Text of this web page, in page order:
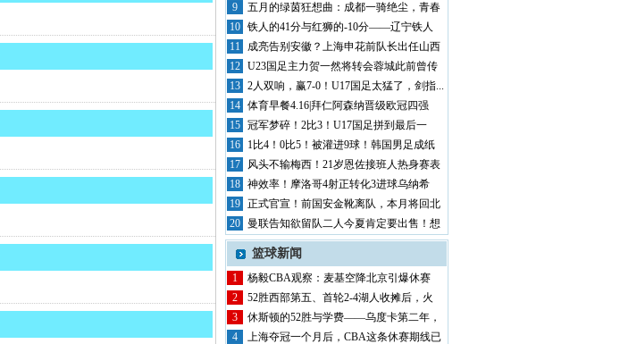
英超还...
9
五月的绿茵狂想曲：成都一骑绝尘，青春
风暴席...
10 铁人的41分与红狮的-10分——辽宁铁人
半...
11
成亮告别安徽？上海申花前队长出任山西
崇德荣...
12 U23国足主力贺一然将转会蓉城此前曾传
其将...
13 2人双响，赢7-0！U17国足太猛了，剑指...
14 体育早餐4.16|拜仁阿森纳晋级欧冠四强
中...
15 冠军梦碎！2比3！U17国足拼到最后一
秒，...
16
1比4！0比5！被灌进9球！韩国男足成纸
老...
17
风头不输梅西！21岁恩佐接班人热身赛表
现抢...
18 神效率！摩洛哥4射正转化3进球乌纳希
0.2...
19 正式官宣！前国安金靴离队，本月将回北
京，有...
20
曼联告知欲留队二人今夏肯定要出售！想
收回5...
篮球新闻
1
杨毅CBA观察：麦基空降北京引爆休赛
期，第...
2
52胜西部第五、首轮2-4湖人收摊后，火
箭...
3
休斯顿的52胜与学费——乌度卡第二年，
申京...
4
上海夺冠一个月后，CBA这条休赛期线已